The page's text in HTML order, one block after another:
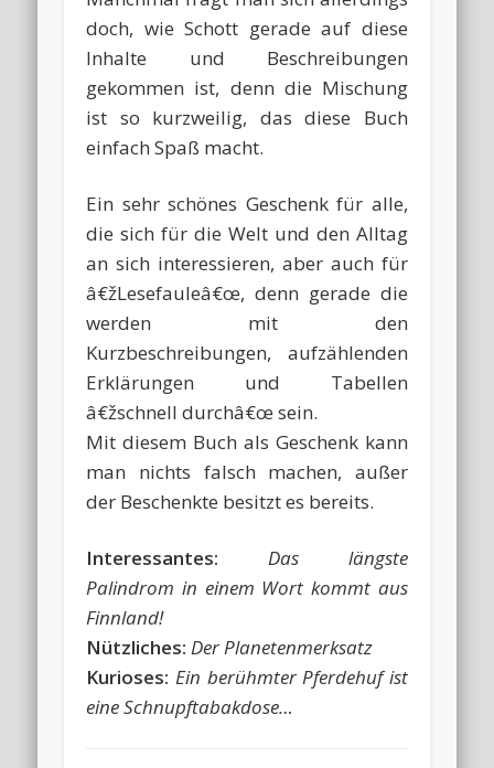
doch, wie Schott gerade auf diese
Inhalte und Beschreibungen
gekommen ist, denn die Mischung
ist so kurzweilig, das diese Buch
einfach Spaß macht.
Ein sehr schönes Geschenk für alle,
die sich für die Welt und den Alltag
an sich interessieren, aber auch für
â€žLesefauleâ€œ, denn gerade die
werden mit den
Kurzbeschreibungen, aufzählenden
Erklärungen und Tabellen
â€žschnell durchâ€œ sein.
Mit diesem Buch als Geschenk kann
man nichts falsch machen, außer
der Beschenkte besitzt es bereits.
Interessantes:
Das längste
Palindrom in einem Wort kommt aus
Finnland!
Nützliches: Der Planetenmerksatz
Kurioses: Ein berühmter Pferdehuf ist
eine Schnupftabakdose…